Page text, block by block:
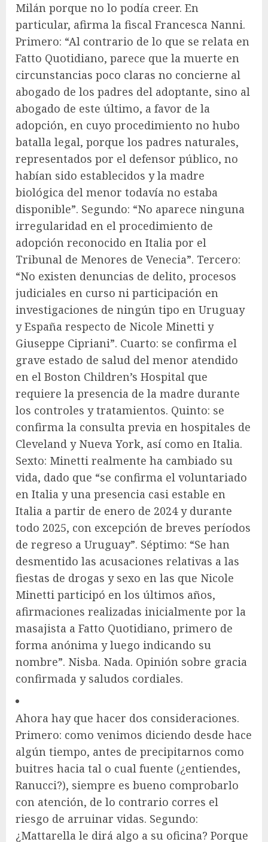
Milán porque no lo podía creer. En
particular, afirma la fiscal Francesca Nanni.
Primero: “Al contrario de lo que se relata en
Fatto Quotidiano, parece que la muerte en
circunstancias poco claras no concierne al
abogado de los padres del adoptante, sino al
abogado de este último, a favor de la
adopción, en cuyo procedimiento no hubo
batalla legal, porque los padres naturales,
representados por el defensor público, no
habían sido establecidos y la madre
biológica del menor todavía no estaba
disponible”. Segundo: “No aparece ninguna
irregularidad en el procedimiento de
adopción reconocido en Italia por el
Tribunal de Menores de Venecia”. Tercero:
“No existen denuncias de delito, procesos
judiciales en curso ni participación en
investigaciones de ningún tipo en Uruguay
y España respecto de Nicole Minetti y
Giuseppe Cipriani”. Cuarto: se confirma el
grave estado de salud del menor atendido
en el Boston Children’s Hospital que
requiere la presencia de la madre durante
los controles y tratamientos. Quinto: se
confirma la consulta previa en hospitales de
Cleveland y Nueva York, así como en Italia.
Sexto: Minetti realmente ha cambiado su
vida, dado que “se confirma el voluntariado
en Italia y una presencia casi estable en
Italia a partir de enero de 2024 y durante
todo 2025, con excepción de breves períodos
de regreso a Uruguay”. Séptimo: “Se han
desmentido las acusaciones relativas a las
fiestas de drogas y sexo en las que Nicole
Minetti participó en los últimos años,
afirmaciones realizadas inicialmente por la
masajista a Fatto Quotidiano, primero de
forma anónima y luego indicando su
nombre”. Nisba. Nada. Opinión sobre gracia
confirmada y saludos cordiales.
Ahora hay que hacer dos consideraciones.
Primero: como venimos diciendo desde hace
algún tiempo, antes de precipitarnos como
buitres hacia tal o cual fuente (¿entiendes,
Ranucci?), siempre es bueno comprobarlo
con atención, de lo contrario corres el
riesgo de arruinar vidas. Segundo:
¿Mattarella le dirá algo a su oficina? Porque